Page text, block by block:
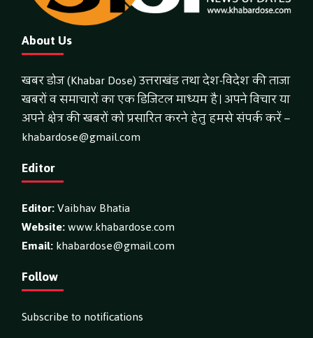
About Us
खबर डोज (Khabar Dose) उत्तराखंड तथा देश-विदेश की ताजा
खबरों व समाचारों का एक डिजिटल माध्यम है। अपने विचार या
अपने क्षेत्र की खबरों को प्रसारित करने हेतु हमसे संपर्क करें –
khabardose@gmail.com
Editor
Editor:Vaibhav Bhatia
Website:www.khabardose.com
Email:khabardose@gmail.com
Follow
Subscribe to notifications